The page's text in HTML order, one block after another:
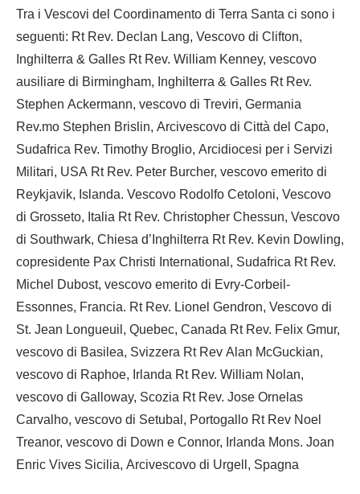
Tra i Vescovi del Coordinamento di Terra Santa ci sono i
seguenti: Rt Rev. Declan Lang, Vescovo di Clifton,
Inghilterra & Galles Rt Rev. William Kenney, vescovo
ausiliare di Birmingham, Inghilterra & Galles Rt Rev.
Stephen Ackermann, vescovo di Treviri, Germania
Rev.mo Stephen Brislin, Arcivescovo di Città del Capo,
Sudafrica Rev. Timothy Broglio, Arcidiocesi per i Servizi
Militari, USA Rt Rev. Peter Burcher, vescovo emerito di
Reykjavik, Islanda. Vescovo Rodolfo Cetoloni, Vescovo
di Grosseto, Italia Rt Rev. Christopher Chessun, Vescovo
di Southwark, Chiesa d’Inghilterra Rt Rev. Kevin Dowling,
copresidente Pax Christi International, Sudafrica Rt Rev.
Michel Dubost, vescovo emerito di Evry-Corbeil-
Essonnes, Francia. Rt Rev. Lionel Gendron, Vescovo di
St. Jean Longueuil, Quebec, Canada Rt Rev. Felix Gmur,
vescovo di Basilea, Svizzera Rt Rev Alan McGuckian,
vescovo di Raphoe, Irlanda Rt Rev. William Nolan,
vescovo di Galloway, Scozia Rt Rev. Jose Ornelas
Carvalho, vescovo di Setubal, Portogallo Rt Rev Noel
Treanor, vescovo di Down e Connor, Irlanda Mons. Joan
Enric Vives Sicilia, Arcivescovo di Urgell, Spagna